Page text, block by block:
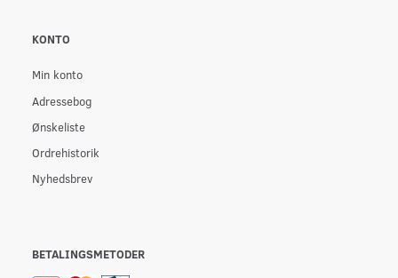
KONTO
Min konto
Adressebog
Ønskeliste
Ordrehistorik
Nyhedsbrev
BETALINGSMETODER